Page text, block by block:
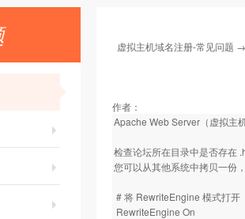
虚拟主机域名注册-常见问题
作者：
Apache Web Server（虚拟主
检查论坛所在目录中是否存在
您可以从其他系统中拷贝一份
# 将 RewriteEngine 模式打开
RewriteEngine On